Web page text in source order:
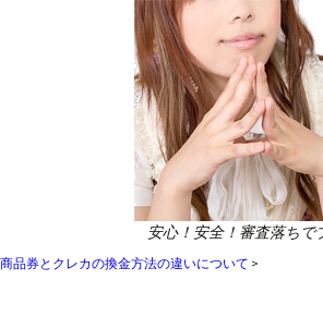
安心！安全！審査落ちで
品券とクレカの換金方法の違いについて >